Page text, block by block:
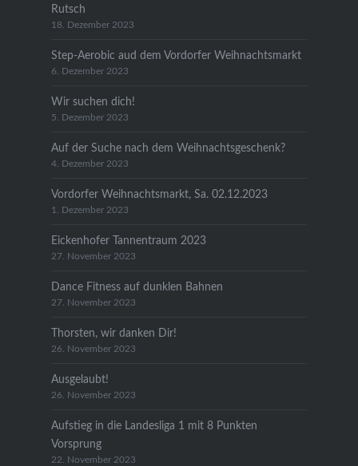
Rutsch
18. Dezember 2023
Step-Aerobic aud dem Vordorfer Weihnachtsmarkt
6. Dezember 2023
Wir suchen dich!
5. Dezember 2023
Auf der Suche nach dem Weihnachtsgeschenk?
4. Dezember 2023
Vordorfer Weihnachtsmarkt, Sa. 02.12.2023
1. Dezember 2023
Eickenhofer Tannentraum 2023
27. November 2023
Dance Fitness auf dunklen Bahnen
27. November 2023
Thorsten, wir danken Dir!
26. November 2023
Ausgelaubt!
26. November 2023
Aufstieg in die Landesliga 1 mit 8 Punkten
Vorsprung
22. November 2023